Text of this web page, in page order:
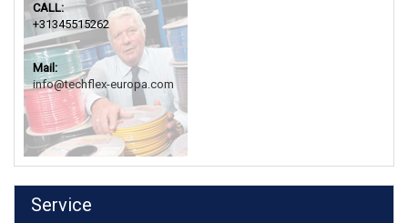
CALL:
+31345515262
Mail:
info@techflex-europa.com
Service